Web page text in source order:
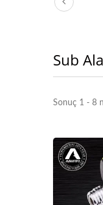
Sub
Sonuç 1 - 8